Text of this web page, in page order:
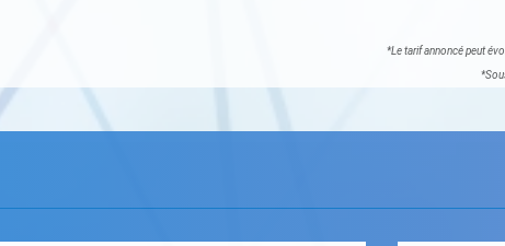
*Le tarif annoncé peut